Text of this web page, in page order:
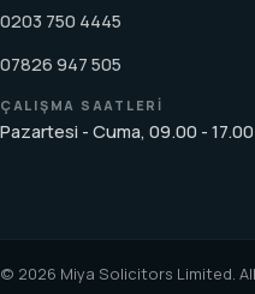
0203 750 4445
07826 947 505
ÇALIŞMA SAATLERI
Pazartesi - Cuma, 09.00 - 17.00
© 2026 Miya Solicitors Limited.